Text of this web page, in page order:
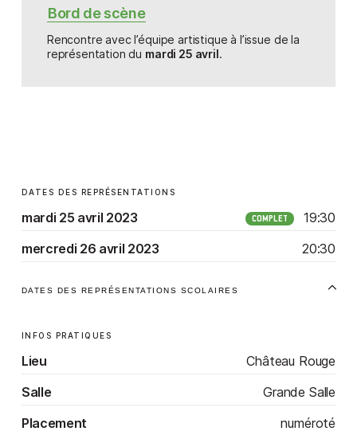
Bord de scène
Rencontre avec l’équipe artistique à l’issue de la
représentation du mardi 25 avril.
DATES DES REPRÉSENTATIONS
mardi 25 avril 2023 COMPLET
19:30
mercredi 26 avril 2023
20:30
DATES DES REPRÉSENTATIONS SCOLAIRES
INFOS PRATIQUES
Lieu
Château Rouge
Salle
Grande Salle
Placement
numéroté